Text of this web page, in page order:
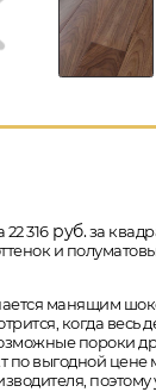
316руб.за
и
манящим
когда весь
выгодной